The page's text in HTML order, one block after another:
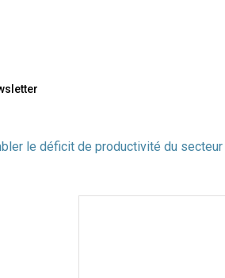
le déficit de productivité du